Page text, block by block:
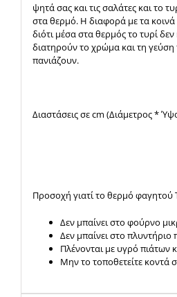
ψητά σας και τις σαλάτες και το
στα θερμό. Η διαφορά με τα κοινά
διότι μέσα στα θερμός το τυρί δεν
διατηρούν το χρώμα και τη γεύση
πανιάζουν.
Διαστάσεις σε cm (Διάμετρος *
Προσοχή γιατί το θερμό φαγητού
Δεν μπαίνει στο φούρνο
Δεν μπαίνει στο πλυντήριο
Πλένονται με υγρό πιάτων
Μην το τοποθετείτε κοντά